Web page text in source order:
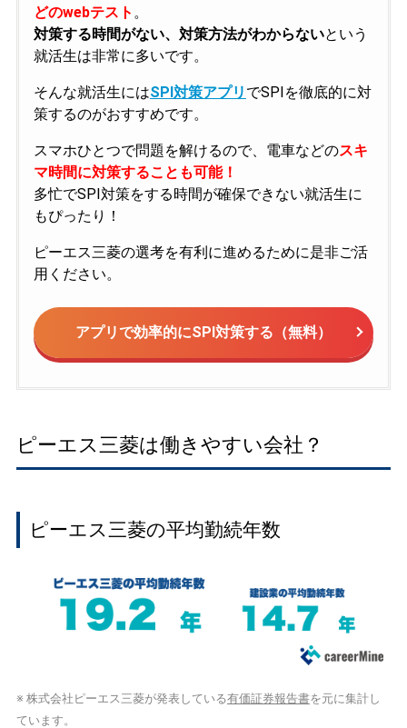
どのwebテスト 。
対策する時間がない、対策方法がわからないという
就活生は非常に多いです。
そんな就活生にはSPI対策アプリ でSPIを徹底的に対
策するのがおすすめです。
スマホひとつで問題を解けるので、電車などのスキ
マ時間に対策することも可能！
多忙でSPI対策をする時間が確保できない就活生に
もぴったり！
ピーエス三菱の選考を有利に進めるために是非ご活
用ください。
アプリで効率的にSPI対策する（無料）
ピーエス三菱は働きやすい会社？
ピーエス三菱の平均勤続年数
※ 株式会社ピーエス三菱が発表している有価証券報告書を元に集計し
ています。